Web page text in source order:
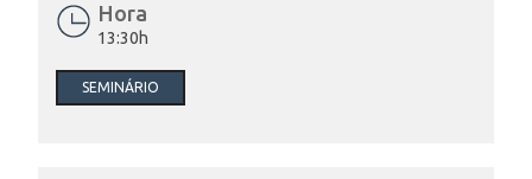
Hora
13:30h
SEMINÁRIO